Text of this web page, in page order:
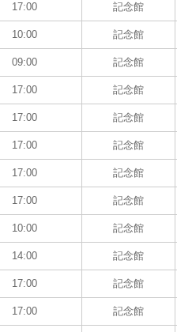
17:00 記念館
10:00 記念館
09:00 記念館
17:00 記念館
17:00 記念館
17:00 記念館
17:00 記念館
17:00 記念館
10:00 記念館
14:00 記念館
17:00 記念館
17:00 記念館